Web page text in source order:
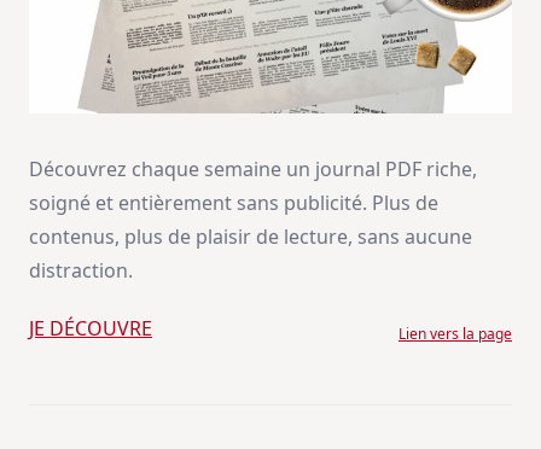
Découvrez chaque semaine un journal PDF riche,
soigné et entièrement sans publicité. Plus de
contenus, plus de plaisir de lecture, sans aucune
distraction.
JE DÉCOUVRE Lien vers la page